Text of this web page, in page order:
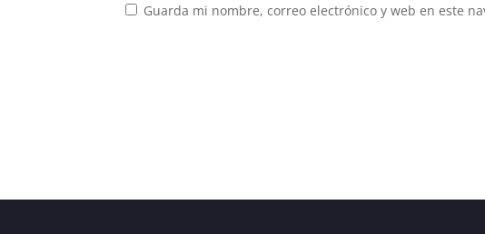
Guarda mi nombre, correo electrónico y web en este